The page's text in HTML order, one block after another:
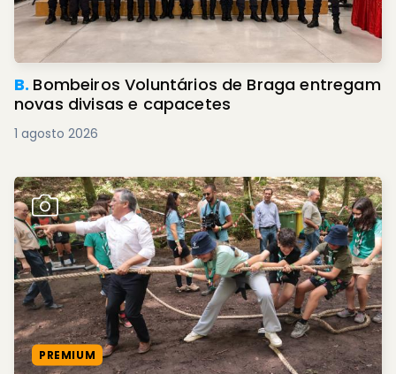
B. Bombeiros Voluntários de Braga entregam
novas divisas e capacetes
1 agosto 2026
PREMIUM